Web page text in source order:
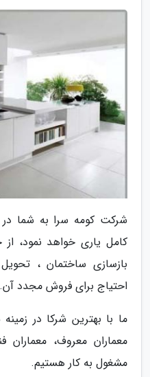
شرکت کومه سرا به شما
کامل یاری خواهد نمود،
بازسازی ساختمان ،
احتیاج برای فروش مجدد آن.
ما با بهترین شرکا در
معماران معروف،
مشغول به کار هستیم.